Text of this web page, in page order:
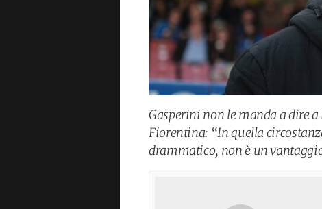
Gasperini non le manda a dire
Fiorentina: “In quella
drammatico, non è un